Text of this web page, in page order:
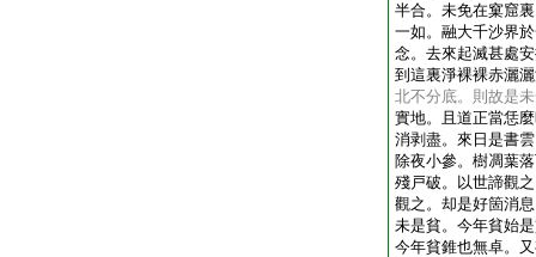
半合。未免在窠窟
一如。融大千沙界
念。去來起滅甚處
到這裏淨裸裸赤灑
北不分底。則故是
實地。且道正當恁
消剥盡。來日是書雲
除夜小參。樹凋葉
殘戸破。以世諦觀
觀之。却是好箇消
未是貧。今年貧始
今年貧錐也無卓。